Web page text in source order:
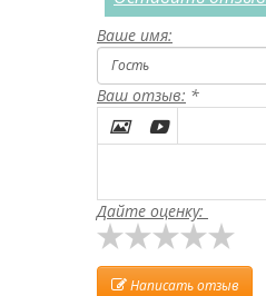
Ваше имя:
Ваш отзыв: *
 
Дайте оценку:
Написать отзыв